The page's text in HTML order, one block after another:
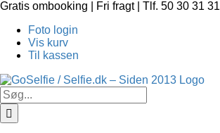
Skip
content
Gratis ombooking | Fri fragt | Tlf. 50 30 31 31
Foto login
Vis kurv
Til kassen
Søg
efter: